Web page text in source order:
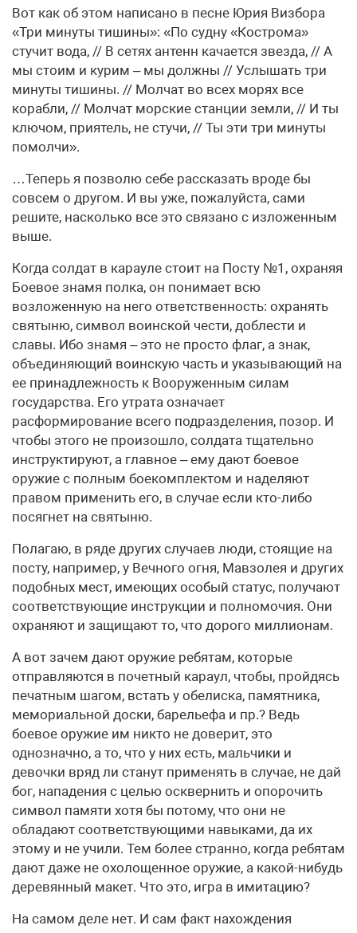
Вот как об этом написано в песне Юрия Визбора
«Три минуты тишины»: «По судну «Кострома»
стучит вода, // В сетях антенн качается звезда, // А
мы стоим и курим – мы должны // Услышать три
минуты тишины. // Молчат во всех морях все
корабли, // Молчат морские станции земли, // И ты
ключом, приятель, не стучи, // Ты эти три минуты
помолчи».
…Теперь я позволю себе рассказать вроде бы
совсем о другом. И вы уже, пожалуйста, сами
решите, насколько все это связано с изложенным
выше.
Когда солдат в карауле стоит на Посту №1, охраняя
Боевое знамя полка, он понимает всю
возложенную на него ответственность: охранять
святыню, символ воинской чести, доблести и
славы. Ибо знамя – это не просто флаг, а знак,
объединяющий воинскую часть и указывающий на
ее принадлежность к Вооруженным силам
государства. Его утрата означает
расформирование всего подразделения, позор. И
чтобы этого не произошло, солдата тщательно
инструктируют, а главное – ему дают боевое
оружие с полным боекомплектом и наделяют
правом применить его, в случае если кто-либо
посягнет на святыню.
Полагаю, в ряде других случаев люди, стоящие на
посту, например, у Вечного огня, Мавзолея и других
подобных мест, имеющих особый статус, получают
соответствующие инструкции и полномочия. Они
охраняют и защищают то, что дорого миллионам.
А вот зачем дают оружие ребятам, которые
отправляются в почетный караул, чтобы, пройдясь
печатным шагом, встать у обелиска, памятника,
мемориальной доски, барельефа и пр.? Ведь
боевое оружие им никто не доверит, это
однозначно, а то, что у них есть, мальчики и
девочки вряд ли станут применять в случае, не дай
бог, нападения с целью осквернить и опорочить
символ памяти хотя бы потому, что они не
обладают соответствующими навыками, да их
этому и не учили. Тем более странно, когда ребятам
дают даже не охолощенное оружие, а какой-нибудь
деревянный макет. Что это, игра в имитацию?
На самом деле нет. И сам факт нахождения